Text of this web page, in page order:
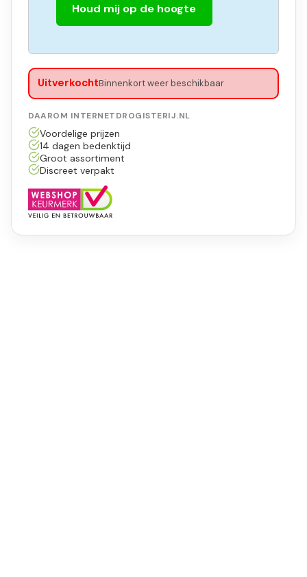
Houd mij op de hoogte
UitverkochtBinnenkort weer beschikbaar
DAAROM INTERNETDROGISTERIJ.NL
Voordelige prijzen
14 dagen bedenktijd
Groot assortiment
Discreet verpakt